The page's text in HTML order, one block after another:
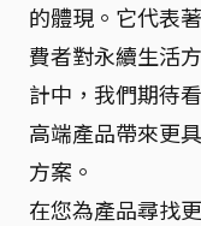
的體現。它代表
費者對永續生活
計中，我們期待
高端產品帶來更
方案。
在您為產品尋找